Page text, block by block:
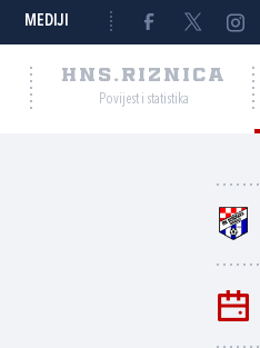
MEDIJI
HNS.RIZNICA
Povijest i statistika